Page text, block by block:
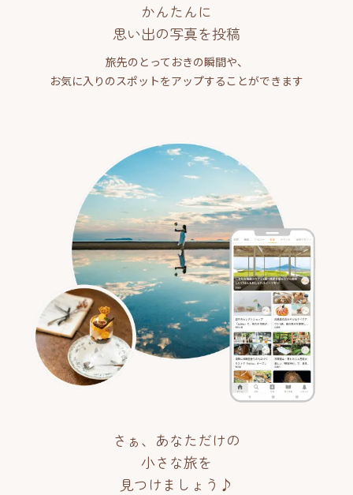
かんたんに
思い出の写真を投稿
旅先のとっておきの瞬間や、
お気に入りのスポットをアップすることができます
さぁ、あなただけの
小さな旅を
見つけましょう♪